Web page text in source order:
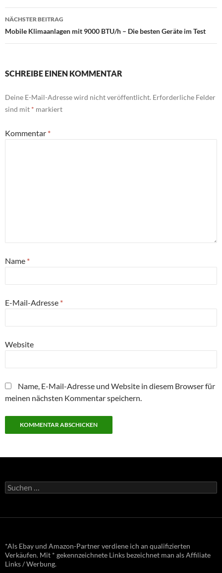
NÄCHSTER BEITRAG
Mobile Klimaanlagen mit 9000 BTU/h – Die besten Geräte im Test
SCHREIBE EINEN KOMMENTAR
Deine E-Mail-Adresse wird nicht veröffentlicht. Erforderliche Felder
sind mit * markiert
Kommentar *
Name *
E-Mail-Adresse *
Website
Name, E-Mail-Adresse und Website in diesem Browser für
meinen nächsten Kommentar speichern.
Suchen
nach:
*Als Ebay und Amazon-Partner verdiene ich an qualifizierten
Verkäufen. Mit * gekennzeichnete Links bezeichnet man als Affiliate
Links / Werbung.